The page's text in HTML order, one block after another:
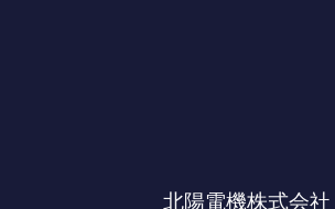
北陽電機株式会社